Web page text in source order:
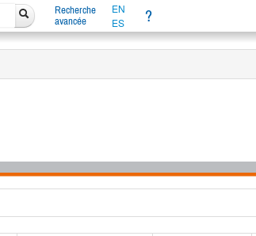
Recherche
avancée
EN
ES
?